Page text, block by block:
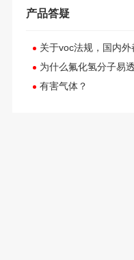
产品答疑
关于voc法规，国内
为什么氟化氢分子易
有害气体？